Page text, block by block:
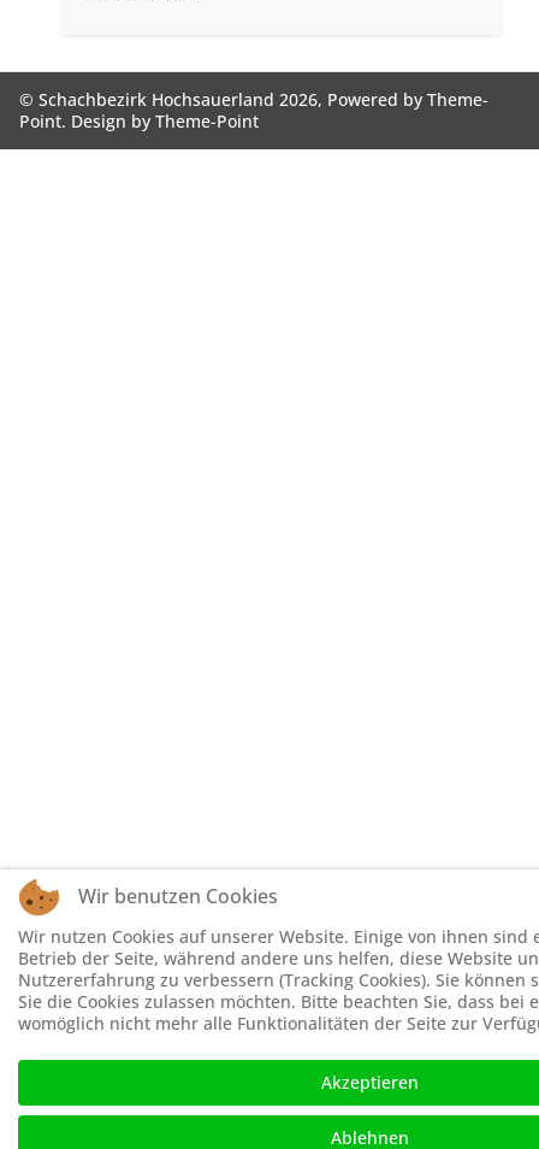
© Schachbezirk Hochsauerland 2026, Powered byTheme-
Point. Design byTheme-Point
Wir benutzen Cookies
Wir nutzen Cookies auf unserer Website. Einige von ihnen sind
Betrieb der Seite, während andere uns helfen, diese Website
Nutzererfahrung zu verbessern (Tracking Cookies). Sie können
Sie die Cookies zulassen möchten. Bitte beachten Sie, dass bei
womöglich nicht mehr alle Funktionalitäten der Seite zur
Akzeptieren
Ablehnen